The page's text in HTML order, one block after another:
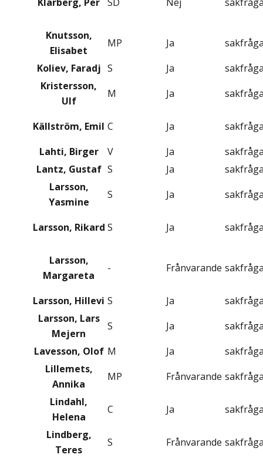
Knutsson,
Elisabet
MP Ja
Koliev, Faradj S Ja
Kristersson,
Ulf
M Ja
Källström, Emil C Ja
Lahti, Birger
V Ja
Lantz, Gustaf S Ja
Larsson,
Yasmine
S Ja
Larsson, Rikard S Ja
Larsson,
Margareta
- Frånvarande
Larsson, Hillevi S Ja
Larsson, Lars
Mejern
S Ja
Lavesson, Olof M Ja
Lillemets,
Annika
MP Frånvarande
Lindahl,
Helena
C Ja
Lindberg,
Teres
S Frånvarande